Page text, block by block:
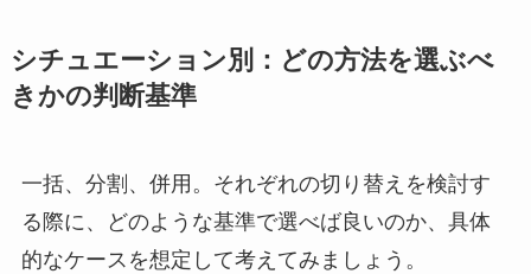
シチュエーション別：どの方法を選ぶべ
きかの判断基準
一括、分割、併用。それぞれの切り替えを検討す
る際に、どのような基準で選べば良いのか、具体
的なケースを想定して考えてみましょう。